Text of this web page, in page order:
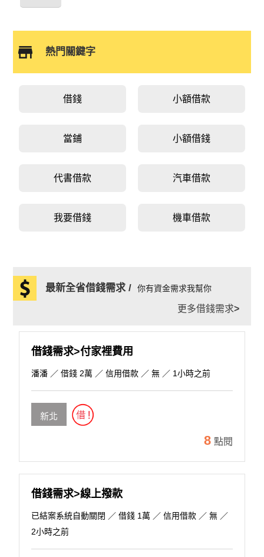
熱門關鍵字
借錢 小額借款
當鋪 小額借錢
代書借款 汽車借款
我要借錢 機車借款
最新全省借錢需求 / 你有資金需求我幫你
更多借錢需求>
借錢需求>付家裡費用
潘潘 ／ 借錢 2萬 ／ 信用借款 ／ 無 ／ 1小時之前
新北
8 點閱
借錢需求>線上撥款
已結案系統自動關閉 ／ 借錢 1萬 ／ 信用借款 ／ 無 ／
2小時之前